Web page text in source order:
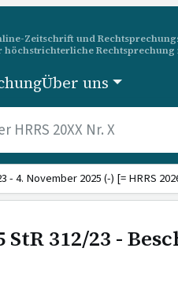
Zeitschrift und
höchstrichterliche Rechtsprechung
Über uns
- 4. November 2025 (-) [= HRRS
StR 312/23 -